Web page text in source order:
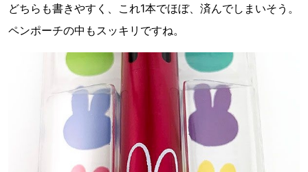
どちらも書きやすく、これ1本でほぼ、済んでしまいそう。
ペンポーチの中もスッキリですね。